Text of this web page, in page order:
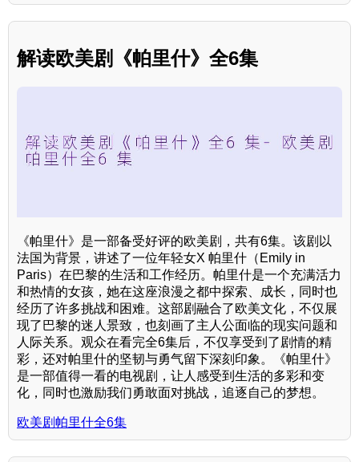
解读欧美剧《帕里什》全6集
《帕里什》是一部备受好评的欧美剧，共有6集。该剧以
法国为背景，讲述了一位年轻女X 帕里什（Emily in
Paris）在巴黎的生活和工作经历。帕里什是一个充满活力
和热情的女孩，她在这座浪漫之都中探索、成长，同时也
经历了许多挑战和困难。这部剧融合了欧美文化，不仅展
现了巴黎的迷人景致，也刻画了主人公面临的现实问题和
人际关系。观众在看完全6集后，不仅享受到了剧情的精
彩，还对帕里什的坚韧与勇气留下深刻印象。《帕里什》
是一部值得一看的电视剧，让人感受到生活的多彩和变
化，同时也激励我们勇敢面对挑战，追逐自己的梦想。
欧美剧帕里什全6集